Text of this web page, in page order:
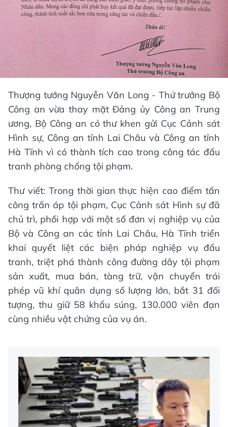
Thượng tướng Nguyễn Văn Long - Thứ trưởng Bộ
Công an vừa thay mặt Đảng ủy Công an Trung
ương, Bộ Công an có thư khen gửi Cục Cảnh sát
Hình sự, Công an tỉnh Lai Châu và Công an tỉnh
Hà Tĩnh vì có thành tích cao trong công tác đấu
tranh phòng chống tội phạm.
Thư viết: Trong thời gian thực hiện cao điểm tấn
công trấn áp tội phạm, Cục Cảnh sát Hình sự đã
chủ trì, phối hợp với một số đơn vị nghiệp vụ của
Bộ và Công an các tỉnh Lai Châu, Hà Tĩnh triển
khai quyết liệt các biện pháp nghiệp vụ đấu
tranh, triệt phá thành công đường dây tội phạm
sản xuất, mua bán, tàng trữ, vận chuyển trái
phép vũ khí quân dụng số lượng lớn, bắt 31 đối
tượng, thu giữ 58 khẩu súng, 130.000 viên đạn
cùng nhiều vật chứng của vụ án.